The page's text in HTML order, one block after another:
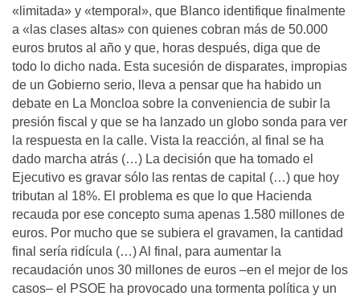
«limitada» y «temporal», que Blanco identifique finalmente
a «las clases altas» con quienes cobran más de 50.000
euros brutos al año y que, horas después, diga que de
todo lo dicho nada. Esta sucesión de disparates, impropias
de un Gobierno serio, lleva a pensar que ha habido un
debate en La Moncloa sobre la conveniencia de subir la
presión fiscal y que se ha lanzado un globo sonda para ver
la respuesta en la calle. Vista la reacción, al final se ha
dado marcha atrás (…) La decisión que ha tomado el
Ejecutivo es gravar sólo las rentas de capital (…) que hoy
tributan al 18%. El problema es que lo que Hacienda
recauda por ese concepto suma apenas 1.580 millones de
euros. Por mucho que se subiera el gravamen, la cantidad
final sería ridícula (…) Al final, para aumentar la
recaudación unos 30 millones de euros –en el mejor de los
casos– el PSOE ha provocado una tormenta política y un